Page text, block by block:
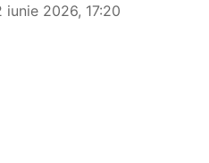
iunie 2026, 17:20